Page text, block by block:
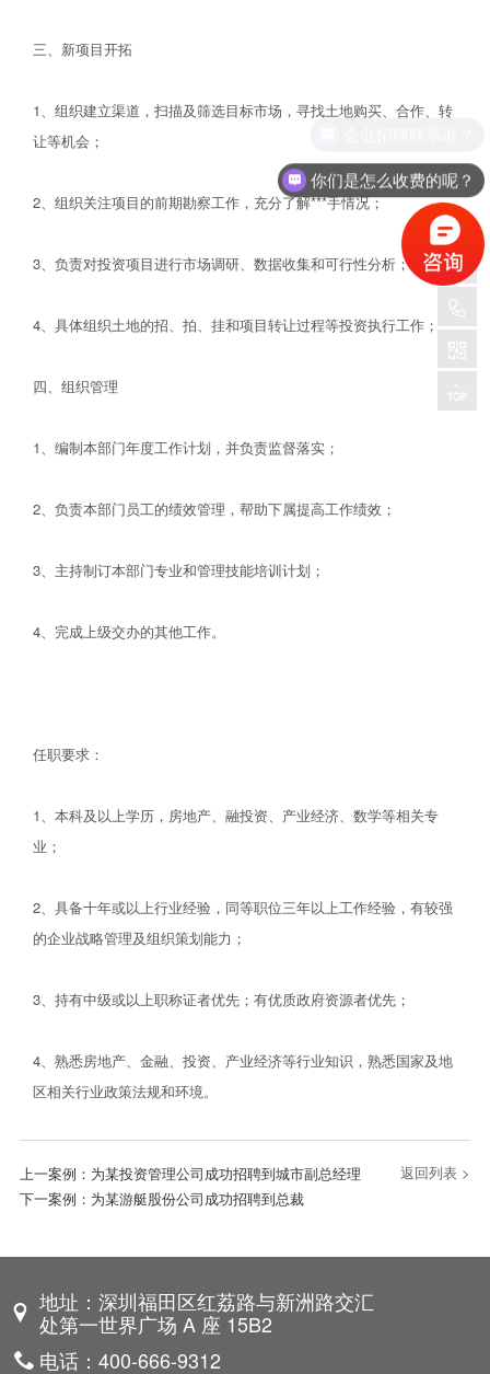
三、新项目开拓
1、组织建立渠道，扫描及筛选目标市场，寻找土地购买、合作、转
让等机会；
2、组织关注项目的前期勘察工作，充分了解***手情况；
3、负责对投资项目进行市场调研、数据收集和可行性分析；
4、具体组织土地的招、拍、挂和项目转让过程等投资执行工作；
四、组织管理
1、编制本部门年度工作计划，并负责监督落实；
2、负责本部门员工的绩效管理，帮助下属提高工作绩效；
3、主持制订本部门专业和管理技能培训计划；
4、完成上级交办的其他工作。
任职要求：
1、本科及以上学历，房地产、融投资、产业经济、数学等相关专
业；
2、具备十年或以上行业经验，同等职位三年以上工作经验，有较强
的企业战略管理及组织策划能力；
3、持有中级或以上职称证者优先；有优质政府资源者优先；
4、熟悉房地产、金融、投资、产业经济等行业知识，熟悉国家及地
区相关行业政策法规和环境。
上一案例： 为某投资管理公司成功招聘到城市副总经理
下一案例： 为某游艇股份公司成功招聘到总裁
返回列表 >
地址：深圳福田区红荔路与新洲路交汇
处第一世界广场 A 座 15B2
电话：400-666-9312
你们是怎么收费的呢？